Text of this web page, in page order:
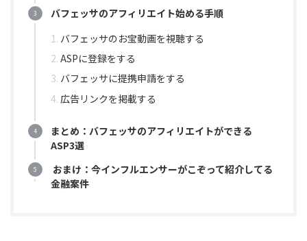
バフェッサのアフィリエイト始める手順
バフェッサのお宝動画を視聴する
ASPに登録をする
バフェッサに提携申請をする
広告リンクを掲載する
まとめ：バフェッサのアフィリエイトができる
ASP3選
おまけ：今インフルエンサーがこぞって紹介してる
金融案件